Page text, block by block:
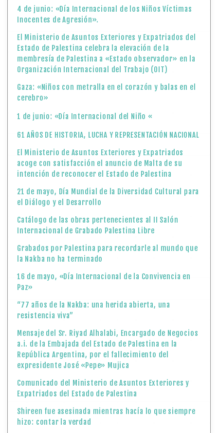
4 de junio: «Día Internacional de los Niños Víctimas
Inocentes de Agresión».
El Ministerio de Asuntos Exteriores y Expatriados del
Estado de Palestina celebra la elevación de la
membresía de Palestina a «Estado observador» en la
Organización Internacional del Trabajo (OIT)
Gaza: «Niños con metralla en el corazón y balas en el
cerebro»
1 de junio: «Día Internacional del Niño «
61 AÑOS DE HISTORIA, LUCHA Y REPRESENTACIÓN NACIONAL
El Ministerio de Asuntos Exteriores y Expatriados
acoge con satisfacción el anuncio de Malta de su
intención de reconocer el Estado de Palestina
21 de mayo, Día Mundial de la Diversidad Cultural para
el Diálogo y el Desarrollo
Catálogo de las obras pertenecientes al II Salón
Internacional de Grabado Palestina Libre
Grabados por Palestina para recordarle al mundo que
la Nakba no ha terminado
16 de mayo, «Día Internacional de la Convivencia en
Paz»
“77 años de la Nakba: una herida abierta, una
resistencia viva”
Mensaje del Sr. Riyad Alhalabi, Encargado de Negocios
a.i. de la Embajada del Estado de Palestina en la
República Argentina, por el fallecimiento del
expresidente José «Pepe» Mujica
Comunicado del Ministerio de Asuntos Exteriores y
Expatriados del Estado de Palestina
Shireen fue asesinada mientras hacía lo que siempre
hizo: contar la verdad